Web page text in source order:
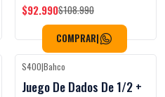
$92.990$108.990
COMPRAR|
-30%OFF
S400|Bahco
Juego De Dados De 1/2 +